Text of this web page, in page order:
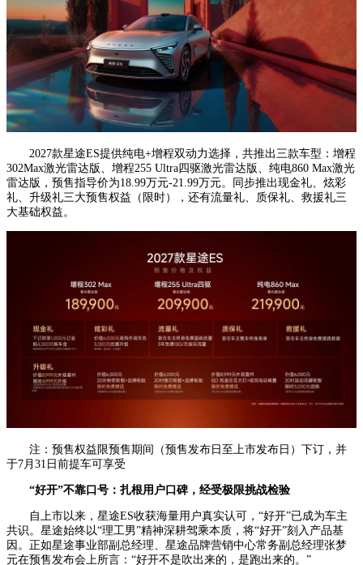
2027款星途ES提供纯电+增程双动力选择，共推出三款车型：增程
302Max激光雷达版、增程255 Ultra四驱激光雷达版、纯电860 Max激光
雷达版，预售指导价为18.99万元-21.99万元。同步推出现金礼、炫彩
礼、升级礼三大预售权益（限时），还有流量礼、质保礼、救援礼三
大基础权益。
注：预售权益限预售期间（预售发布日至上市发布日）下订，并
于7月31日前提车可享受
“好开”不靠口号：扎根用户口碑，经受极限挑战检验
自上市以来，星途ES收获海量用户真实认可，“好开”已成为车主
共识。星途始终以“理工男”精神深耕驾乘本质，将“好开”刻入产品基
因。正如星途事业部副总经理、星途品牌营销中心常务副总经理张梦
元在预售发布会上所言：“好开不是吹出来的，是跑出来的。”